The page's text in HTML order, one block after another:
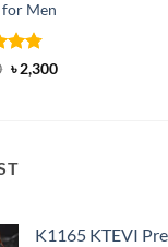
Men
4.71
Original
price
৳2,300Current
K1165 KTEVI